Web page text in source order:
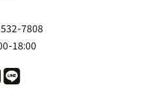
7808
18:00